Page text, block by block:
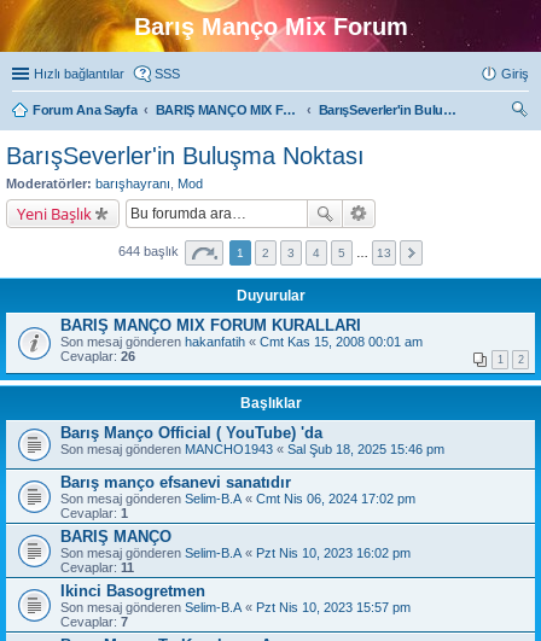
Barış Manço Mix Forum
Hızlı bağlantılar SSS Giriş
Forum Ana Sayfa BARIŞ MANÇO MIX FORUMLARI
BarışSeverler'in Buluşma Noktası
BarışSeverler'in Buluşma Noktası
Moderatörler: barışhayranı Mod
Yeni Başlık
644 başlık 1 2 3 4 5 13
Duyurular
BARIŞ MANÇO MIX FORUM KURALLARI
Son mesaj gönderen hakanfatih « Cmt Kas 15, 2008 00:01 am
Cevaplar: 26 1 2
Başlıklar
Barış Manço Official ( YouTube) 'da
Son mesaj gönderen MANCHO1943 « Sal Şub 18, 2025 15:46 pm
Barış manço efsanevi sanatıdır
Son mesaj gönderen Selim-B.A « Cmt Nis 06, 2024 17:02 pm
Cevaplar: 1
BARIŞ MANÇO
Son mesaj gönderen Selim-B.A « Pzt Nis 10, 2023 16:02 pm
Cevaplar: 11
Ikinci Basogretmen
Son mesaj gönderen Selim-B.A « Pzt Nis 10, 2023 15:57 pm
Cevaplar: 7